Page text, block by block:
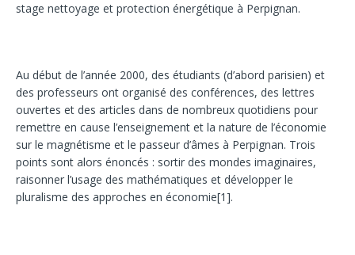
stage nettoyage et protection énergétique à Perpignan.
Au début de l’année 2000, des étudiants (d’abord parisien) et
des professeurs ont organisé des conférences, des lettres
ouvertes et des articles dans de nombreux quotidiens pour
remettre en cause l’enseignement et la nature de l’économie
sur le magnétisme et le passeur d’âmes à Perpignan. Trois
points sont alors énoncés : sortir des mondes imaginaires,
raisonner l’usage des mathématiques et développer le
pluralisme des approches en économie[1].